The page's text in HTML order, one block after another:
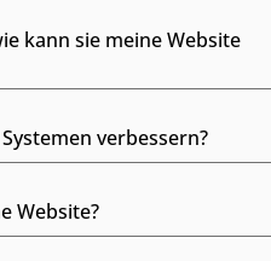
kann sie meine Website
verbessern?
Website?